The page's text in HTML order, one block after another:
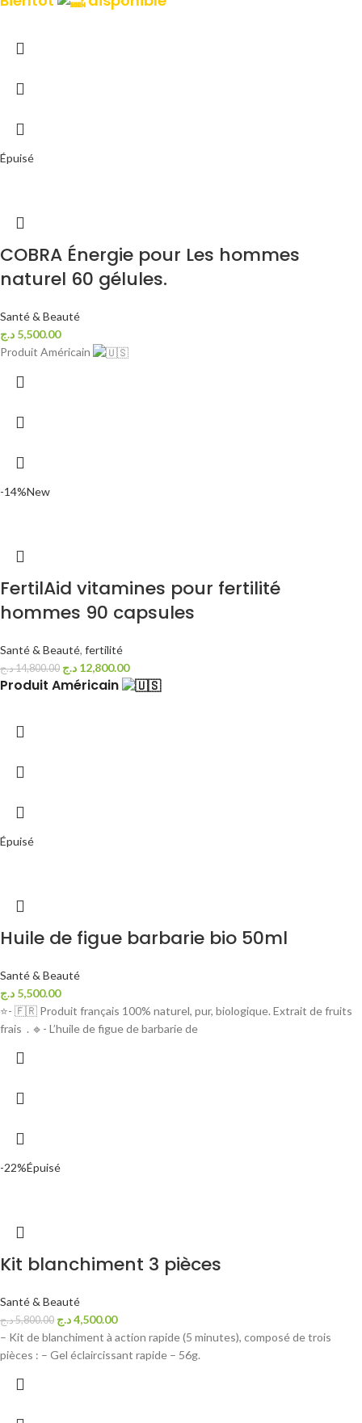
Épuisé
COBRA Énergie pour Les hommes
naturel 60 gélules.
Santé & Beauté
5,500.00 د.ج
Produit Américain
-14%New
FertilAid vitamines pour fertilité
hommes 90 capsules
Santé & Beauté, fertilité
14,800.00د.ج 12,800.00 د.ج
Produit Américain
Épuisé
Huile de figue barbarie bio 50ml
Santé & Beauté
5,500.00 د.ج
⭐- 🇫🇷 Produit français 100% naturel, pur, biologique. Extrait de fruits
frais . 🔹️- L’huile de figue de barbarie de
-22%Épuisé
Kit blanchiment 3 pièces
Santé & Beauté
5,800.00د.ج 4,500.00د.ج
– Kit de blanchiment à action rapide (5 minutes), composé de trois
pièces : – Gel éclaircissant rapide – 56g.